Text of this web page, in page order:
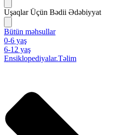
Uşaqlar Üçün Bədii Ədəbiyyat
Bütün məhsullar
0-6 yaş
6-12 yaş
Ensiklopediyalar.Təlim